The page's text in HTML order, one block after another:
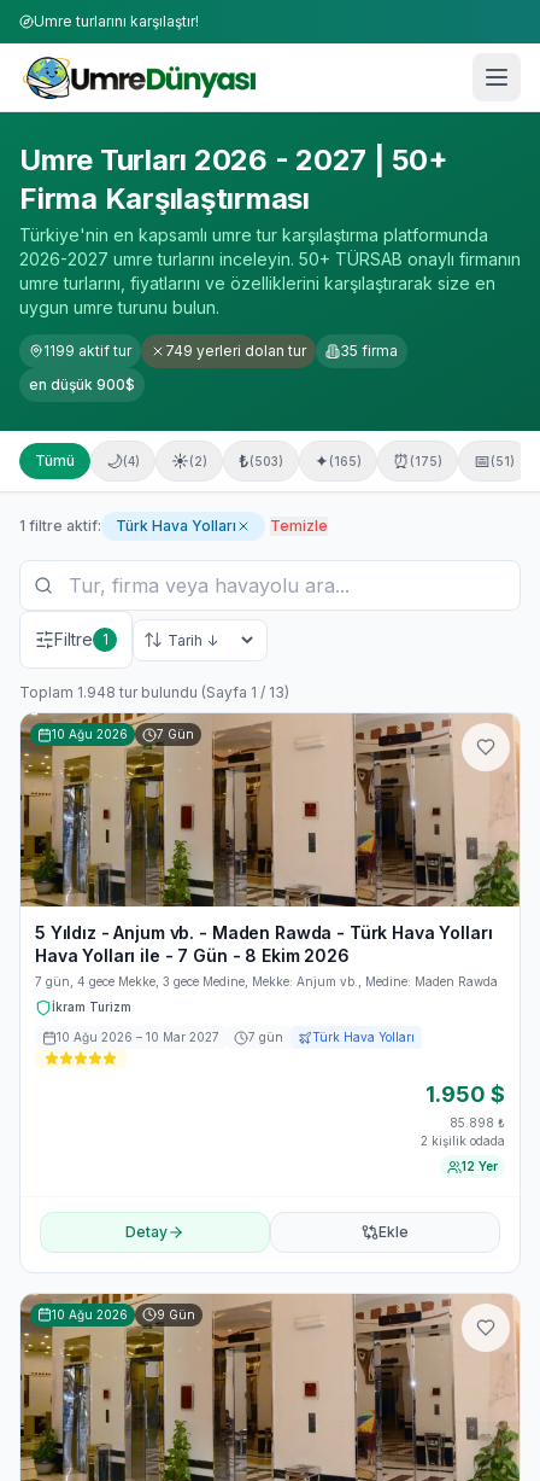
Umre turlarını karşılaştır!
Umre Turları 2026 - 2027 | 50+
Firma Karşılaştırması
Türkiye'nin en kapsamlı umre tur karşılaştırma platformunda
2026-2027 umre turlarını inceleyin. 50+ TÜRSAB onaylı firmanın
umre turlarını, fiyatlarını ve özelliklerini karşılaştırarak size en
uygun umre turunu bulun.
1199 aktif tur 749 yerleri dolan tur 35 firma
en düşük 900$
Tümü 🌙(4) ☀️(2) ₺(503) ✦ (165) ⏰ (175) 📅(51)
1 filtre aktif: Türk Hava Yolları Temizle
Filtre 1
Toplam 1.948 tur bulundu (Sayfa 1 / 13)
10 Ağu 2026 7 Gün
5 Yıldız - Anjum vb. - Maden Rawda - Türk Hava Yolları
Hava Yolları ile - 7 Gün - 8 Ekim 2026
7 gün, 4 gece Mekke, 3 gece Medine, Mekke: Anjum vb., Medine: Maden Rawda
İkram Turizm
10 Ağu 2026 – 10 Mar 2027 7 gün Türk Hava Yolları
1.950 $
85.898 ₺
2 kişilik odada
12 Yer
Detay Ekle
10 Ağu 2026 9 Gün